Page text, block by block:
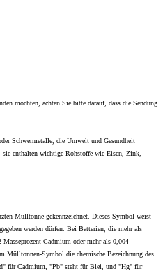
möchten, achten Sie bitte darauf, dass die Sendung
Schwermetalle, die Umwelt und Gesundheit
sie enthalten wichtige Rohstoffe wie Eisen, Zink,
Mülltonne gekennzeichnet. Dieses Symbol weist
werden dürfen. Bei Batterien, die mehr als
Cadmium oder mehr als 0,004
Mülltonnen-Symbol die chemische Bezeichnung des
für Cadmium, "Pb" steht für Blei, und "Hg" für